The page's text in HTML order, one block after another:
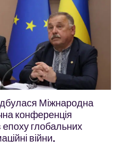
Міжнародна
конференція
глобальних
війни,